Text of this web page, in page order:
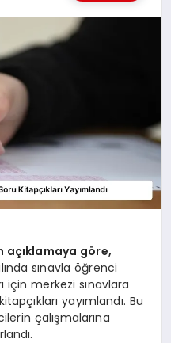
açıklamaya göre,
sınavla öğrenci
merkezi sınavlara
yayımlandı. Bu
çalışmalarına